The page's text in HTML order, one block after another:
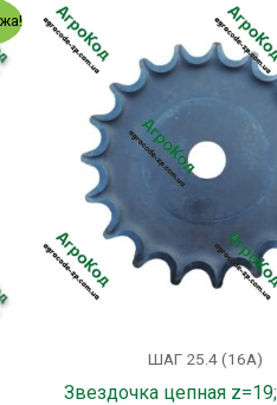
ШАГ 25.4 (16А)
Звездочка цепная
цена
295.00